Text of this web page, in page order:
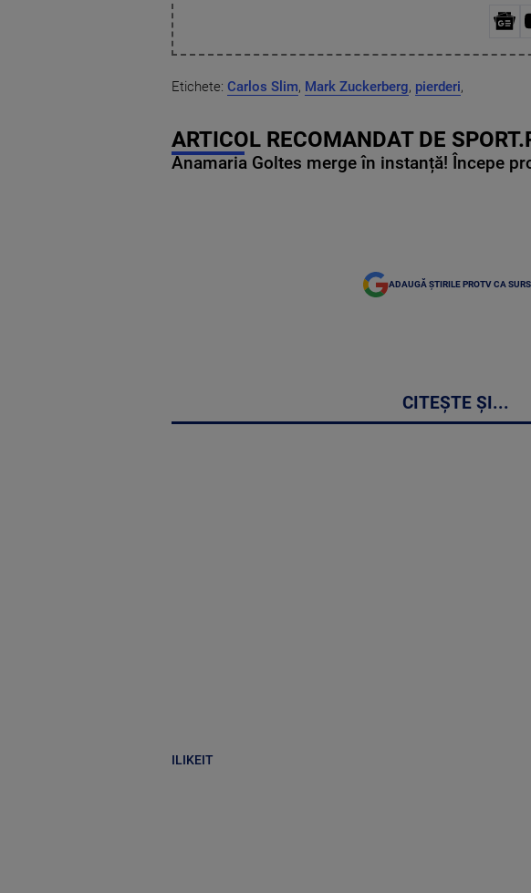
Etichete: Carlos Slim, Mark Zuckerberg, pierderi,
ARTICOL RECOMANDAT DE
Anamaria Goltes merge în instanță! Începe
ADAUGĂ ȘTIRILE PROTV CA
CITEȘTE ȘI...
ILIKEIT